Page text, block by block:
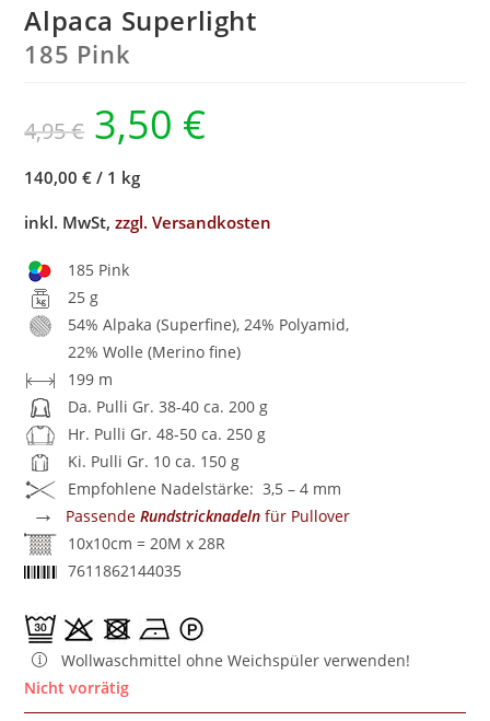
Alpaca Superlight
185 Pink
4,95€ 3,50 €
140,00 € / 1 kg
inkl. MwSt,zzgl. Versandkosten
185 Pink
25 g
54% Alpaka (Superfine), 24% Polyamid,
22% Wolle (Merino fine)
199 m
Da. Pulli Gr. 38-40 ca. 200 g
Hr. Pulli Gr. 48-50 ca. 250 g
Ki. Pulli Gr. 10 ca. 150 g
Empfohlene Nadelstärke: 3,5 – 4 mm
→ PassendeRundstricknadeln für Pullover
10x10cm = 20M x 28R
7611862144035
Wollwaschmittel ohne Weichspüler verwenden!
Nicht vorrätig